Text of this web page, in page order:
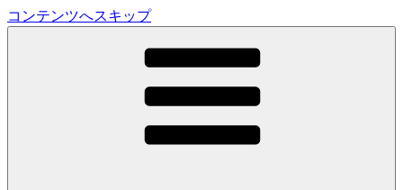
コンテンツへスキップ
LA VILLA ROUGE Blog